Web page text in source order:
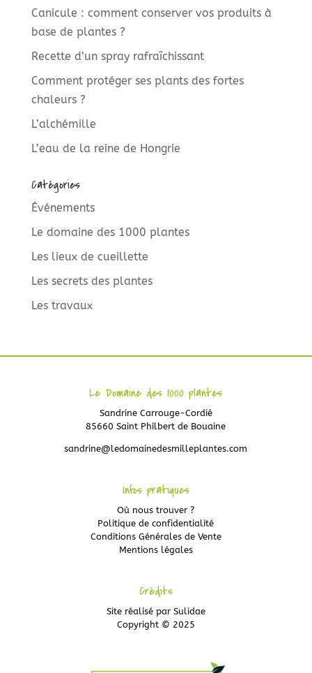
Canicule : comment conserver vos produits à
base de plantes ?
Recette d’un spray rafraîchissant
Comment protéger ses plants des fortes
chaleurs ?
L’alchémille
L’eau de la reine de Hongrie
Catégories
Événements
Le domaine des 1000 plantes
Les lieux de cueillette
Les secrets des plantes
Les travaux
Le Domaine des 1000 plantes
Sandrine Carrouge-Cordié
85660 Saint Philbert de Bouaine
sandrine@ledomainedesmilleplantes.com
Infos pratiques
Où nous trouver ?
Politique de confidentialité
Conditions Générales de Vente
Mentions légales
Crédits
Site réalisé par Sulidae
Copyright © 2025